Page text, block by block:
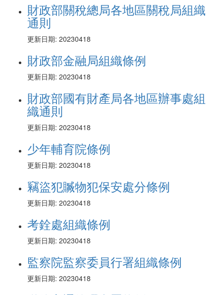
財政部關稅總局各地區關稅局組織
通則
更新日期: 20230418
財政部金融局組織條例
更新日期: 20230418
財政部國有財產局各地區辦事處組
織通則
更新日期: 20230418
少年輔育院條例
更新日期: 20230418
竊盜犯贓物犯保安處分條例
更新日期: 20230418
考銓處組織條例
更新日期: 20230418
監察院監察委員行署組織條例
更新日期: 20230418